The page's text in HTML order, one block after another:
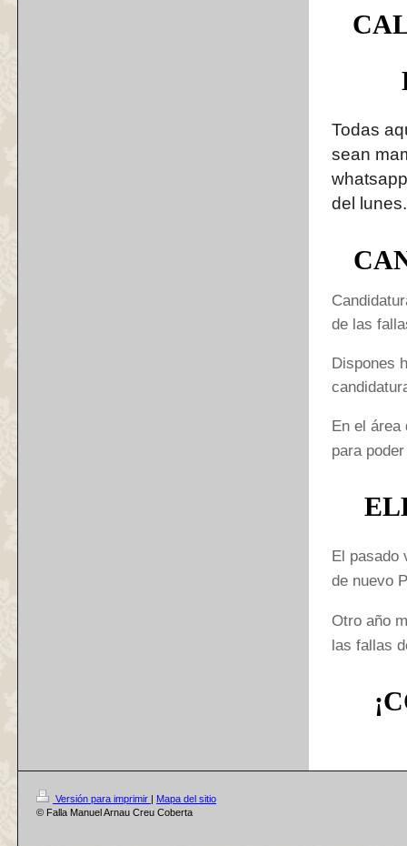
Todas
sean
del
de las
Dispones
En el
para
El pasado
de nuevo
Otro año
las fallas
Versión para imprimir | Mapa del sitio
© Falla Manuel Arnau Creu Coberta